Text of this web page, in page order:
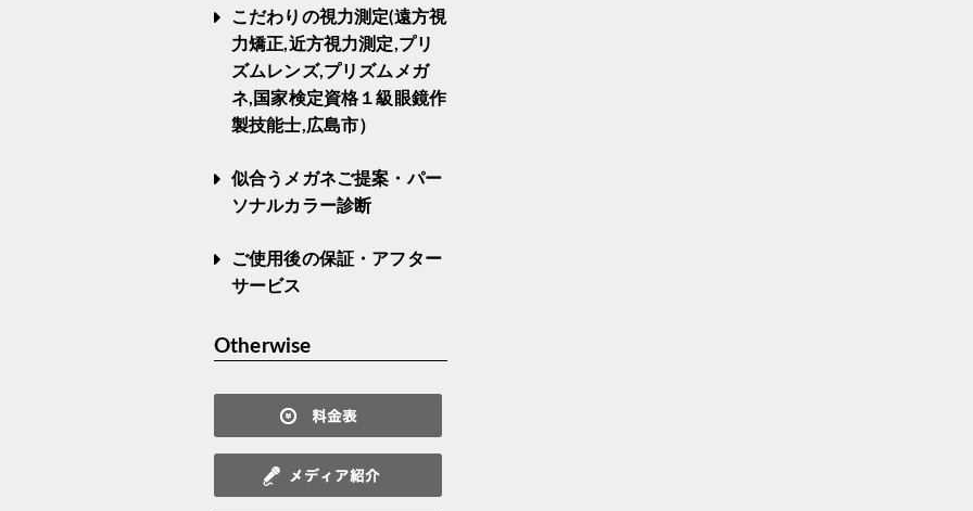
こだわりの視力測定(遠方視
力矯正,近方視力測定,プリ
ズムレンズ,プリズムメガ
ネ,国家検定資格１級眼鏡作
製技能士,広島市）
似合うメガネご提案・パー
ソナルカラー診断
ご使用後の保証・アフター
サービス
Otherwise